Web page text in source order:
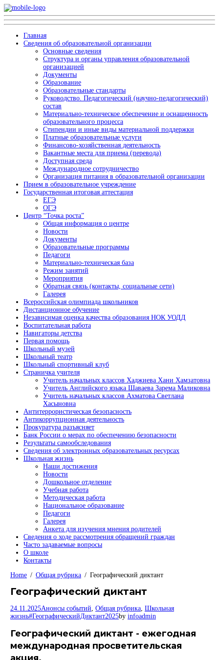
Главная
Сведения об образовательной организации
Основные сведения
Структура и органы управления образовательной
организацией
Документы
Образование
Образовательные стандарты
Руководство. Педагогический (научно-педагогический)
состав
Материально-техническое обеспечение и оснащенность
образовательного процесса
Стипендии и иные виды материальной поддержки
Платные образовательные услуги
Финансово-хозяйственная деятельность
Вакантные места для приема (перевода)
Доступная среда
Международное сотрудничество
Организация питания в образовательной организации
Прием в образовательное учреждение
Государственная итоговая аттестация
ЕГЭ
ОГЭ
Центр “Точка роста”
Общая информация о центре
Новости
Документы
Образовательные программы
Педагоги
Материально-техническая база
Режим занятий
Мероприятия
Обратная связь (контакты, социальные сети)
Галерея
Всероссийская олимпиада школьников
Дистанционное обучение
Независимая оценка качества образования НОК УОДД
Воспитательная работа
Навигаторы детства
Первая помощь
Школьный музей
Школьный театр
Школьный спортивный клуб
Страничка учителя
Учитель начальных классов Хаджиева Хани Хамзатовна
Учитель Английского языка Шаваева Зарема Маликовна
Учитель начальных классов Ахматова Светлана
Хасыновна
Антитеррористическая безопасность
Антикоррупционная деятельность
Прокуратура разъясняет
Банк России о мерах по обеспечению безопасности
Результаты самообследования
Сведения об электронных образовательных ресурсах
Школьная жизнь
Наши достижения
Новости
Дошкольное отделение
Учебная работа
Методическая работа
Национальное образование
Педагоги
Галерея
Анкета для изучения мнения родителей
Сведения о ходе рассмотрения обращений граждан
Часто задаваемые вопросы
О школе
Контакты
Home
Общая рубрика Географический диктант
Географический диктант
24.11.2025Анонсы событий Общая рубрика, Школьная
жизнь#ГеографическийДиктант2025by infoadmin
Географический диктант - ежегодная
международная просветительская